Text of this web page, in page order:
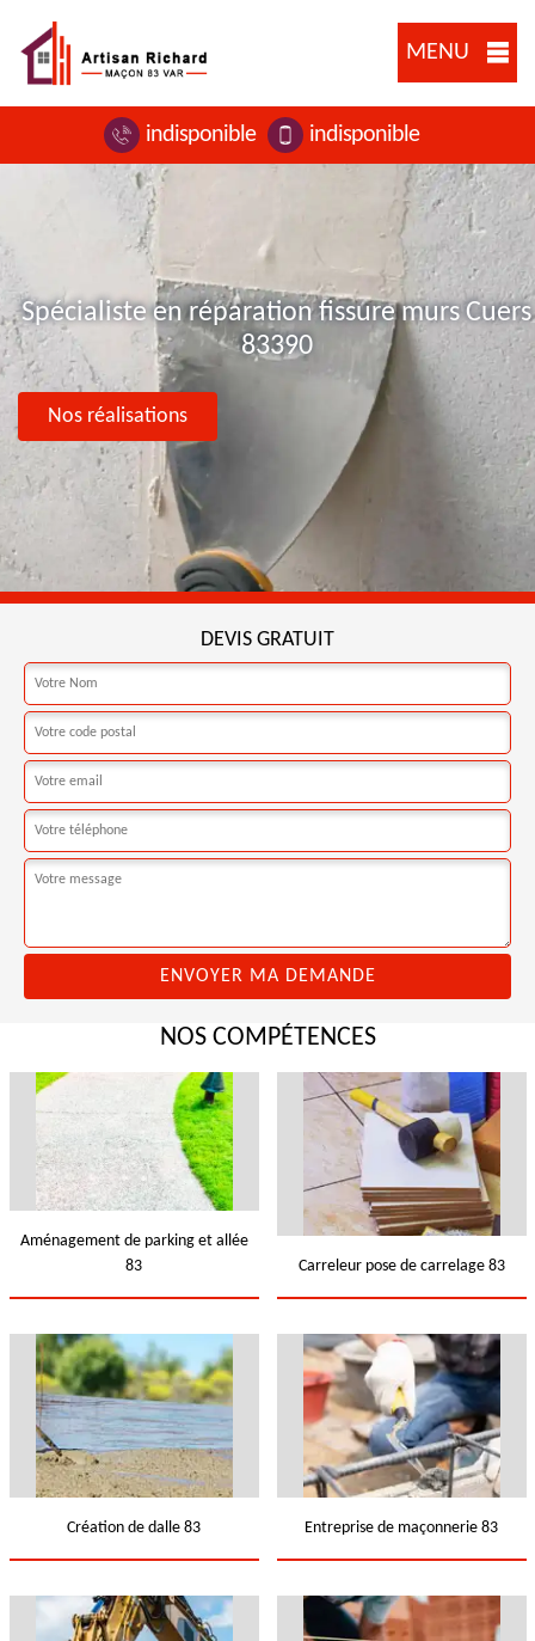
MENU
indisponible indisponible
Spécialiste en réparation fissure murs Cuers
83390
Nos réalisations
DEVIS GRATUIT
NOS COMPÉTENCES
Aménagement de parking et allée
83
Carreleur pose de carrelage 83
Création de dalle 83 Entreprise de maçonnerie 83